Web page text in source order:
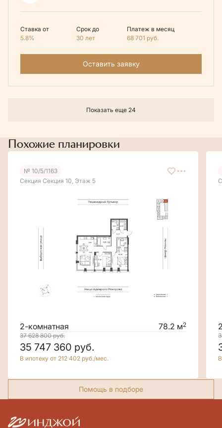
Ставка от
5.8%
Срок до
30 лет
Платеж в месяц
68 701 руб.
Оставить заявку
Показать еще 24
Похожие планировки
№ 10/5/1163
Секция Секция 10, Этаж 5
2-комнатная 78.2 м2
37 628 800руб.
35 747 360 руб.
В ипотеку от 212 402 руб./мес.
Помощь в подборе